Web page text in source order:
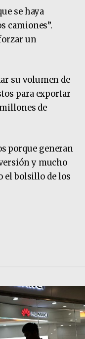
se haya
camiones”.
un
su volumen de
para exportar
de
porque generan
y mucho
el bolsillo de los